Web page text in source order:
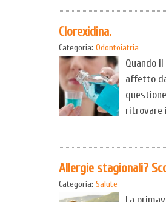
Clorexidina.
Categoria: Odontoiatria
Quando
affetto
ritrovare
Allergie stagionali?
Categoria: Salute